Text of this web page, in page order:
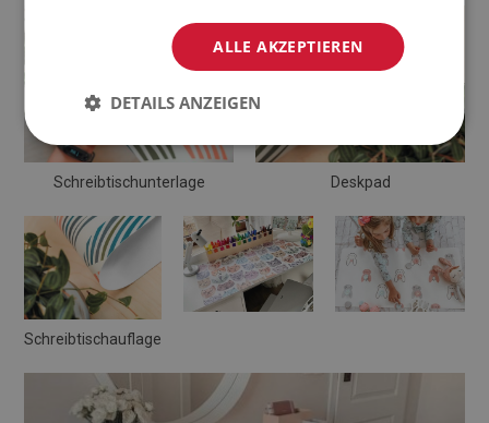
Schreibtischunterlage Deskpad
Schreibtischauflage
ALLE AKZEPTIEREN
DETAILS ANZEIGEN